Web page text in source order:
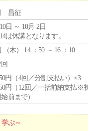
昌征
日 ～ 10月 2日
は休講となります。
（木） 14 ：50 ～ 16 ：10
円（4回／分割支払い）×3
円（12回／一括前納支払※
前まで）
ぶ～